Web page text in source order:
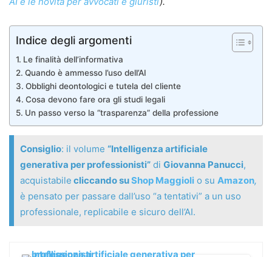
Indice degli argomenti
Le finalità dell’informativa
Quando è ammesso l’uso dell’AI
Obblighi deontologici e tutela del cliente
Cosa devono fare ora gli studi legali
Un passo verso la “trasparenza” della professione
Consiglio: il volume “Intelligenza artificiale
generativa per professionisti” di Giovanna Panucci,
acquistabile cliccando suShop Maggioli o su Amazon,
è pensato per passare dall’uso “a tentativi” a un uso
professionale, replicabile e sicuro dell’AI.